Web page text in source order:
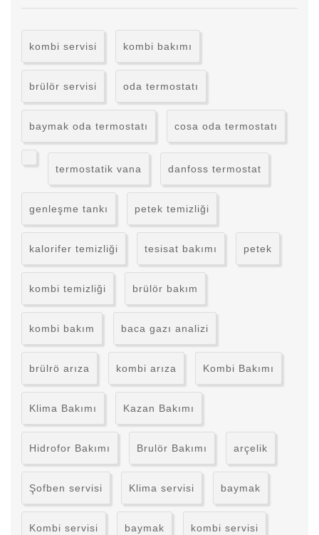
kombi servisi kombi bakımı
brülör servisi oda termostatı
baymak oda termostatı cosa oda termostatı
termostatik vana danfoss termostat
genleşme tankı petek temizliği
kalorifer temizliği tesisat bakımı petek
kombi temizliği brülör bakım
kombi bakım baca gazı analizi
brülrö arıza kombi arıza Kombi Bakımı
Klima Bakımı Kazan Bakımı
Hidrofor Bakımı Brulör Bakımı arçelik
Şofben servisi Klima servisi baymak
Kombi servisi baymak kombi servisi